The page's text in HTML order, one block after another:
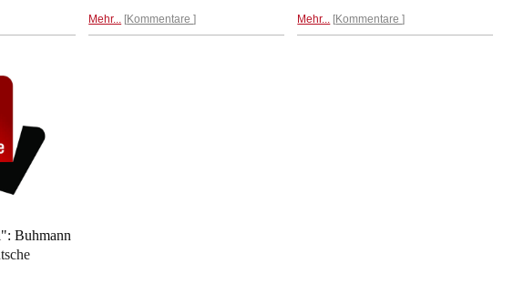
wurde
dieselben wie schon 2020:
Mehr... Kommentare
halben Punkt mehr auf dem
Mehr... Kommentare
Buhmann